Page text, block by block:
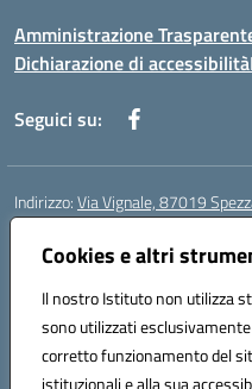
Cookies e altri
Il nostro Istituto non utilizza
sono utilizzati
corretto funzionamento del
istituzionali e alla sua
Amministrazione
Dichiarazione di accessibilità
Seguici su:
Indirizzo:Via Vignale, 87019
Centralino:
Posta elettronica certificata
Codice fiscale: 94018300783
Codice meccanografico:
Codice Indice delle Pubbliche
Codice unico di fatturazione (CUF):